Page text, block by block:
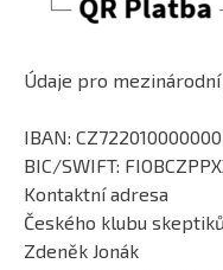
Údaje pro
IBAN:
BIC/SWIFT:
Kontaktní adresa
Českého klubu skeptiků
Zdeněk Jonák